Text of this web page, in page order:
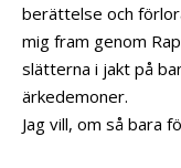
berättelse och
mig fram genom
slätterna i jakt på
ärkedemoner.
Jag vill, om så bara